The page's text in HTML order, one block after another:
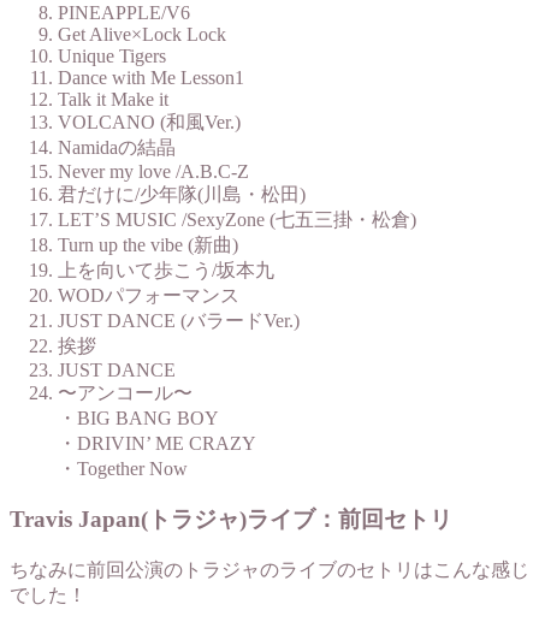
PINEAPPLE/V6
Get Alive×Lock Lock
Unique Tigers
Dance with Me Lesson1
Talk it Make it
VOLCANO (和風Ver.)
Namidaの結晶
Never my love /A.B.C-Z
君だけに/少年隊(川島・松田)
LET’S MUSIC /SexyZone (七五三掛・松倉)
Turn up the vibe (新曲)
上を向いて歩こう/坂本九
WODパフォーマンス
JUST DANCE (バラードVer.)
挨拶
JUST DANCE
〜アンコール〜
・BIG BANG BOY
・DRIVIN’ ME CRAZY
・Together Now
Travis Japan(トラジャ)ライブ：前回セトリ
ちなみに前回公演のトラジャのライブのセトリはこんな感じ
でした！